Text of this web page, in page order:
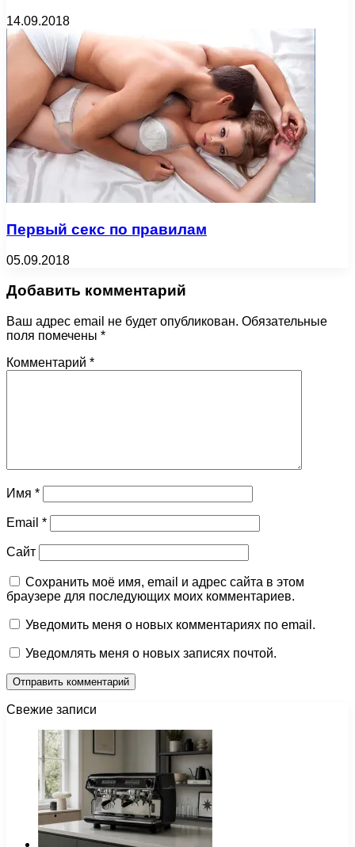
14.09.2018
Первый секс по правилам
05.09.2018
Добавить комментарий
Ваш адрес email не будет опубликован. Обязательные
поля помечены *
Комментарий *
Имя *
Email *
Сайт
Сохранить моё имя, email и адрес сайта в этом
браузере для последующих моих комментариев.
Уведомить меня о новых комментариях по email.
Уведомлять меня о новых записях почтой.
Свежие записи